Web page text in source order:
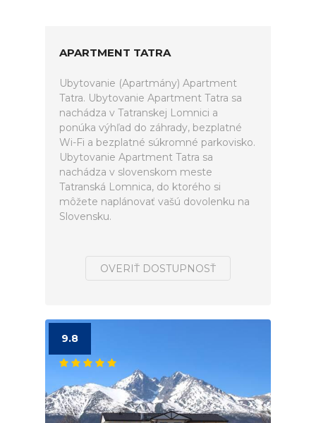
APARTMENT TATRA
Ubytovanie (Apartmány) Apartment
Tatra. Ubytovanie Apartment Tatra sa
nachádza v Tatranskej Lomnici a
ponúka výhľad do záhrady, bezplatné
Wi-Fi a bezplatné súkromné parkovisko.
Ubytovanie Apartment Tatra sa
nachádza v slovenskom meste
Tatranská Lomnica, do ktorého si
môžete naplánovať vašú dovolenku na
Slovensku.
OVERIŤ DOSTUPNOSŤ
9.8